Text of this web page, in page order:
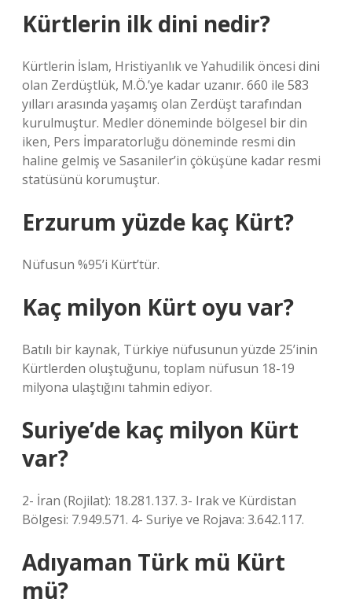
Kürtlerin ilk dini nedir?
Kürtlerin İslam, Hristiyanlık ve Yahudilik öncesi dini
olan Zerdüştlük, M.Ö.’ye kadar uzanır. 660 ile 583
yılları arasında yaşamış olan Zerdüşt tarafından
kurulmuştur. Medler döneminde bölgesel bir din
iken, Pers İmparatorluğu döneminde resmi din
haline gelmiş ve Sasaniler’in çöküşüne kadar resmi
statüsünü korumuştur.
Erzurum yüzde kaç Kürt?
Nüfusun %95’i Kürt’tür.
Kaç milyon Kürt oyu var?
Batılı bir kaynak, Türkiye nüfusunun yüzde 25’inin
Kürtlerden oluştuğunu, toplam nüfusun 18-19
milyona ulaştığını tahmin ediyor.
Suriye’de kaç milyon Kürt
var?
2- İran (Rojilat): 18.281.137. 3- Irak ve Kürdistan
Bölgesi: 7.949.571. 4- Suriye ve Rojava: 3.642.117.
Adıyaman Türk mü Kürt
mü?